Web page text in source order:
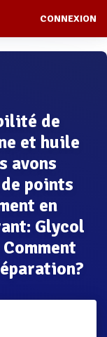
CONNEXION
de
et huile
avons
points
en
Glycol